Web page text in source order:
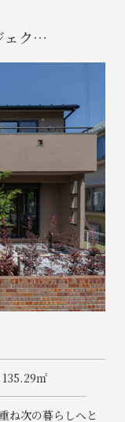
ェク…
135.29㎡
ね次の暮らしへと